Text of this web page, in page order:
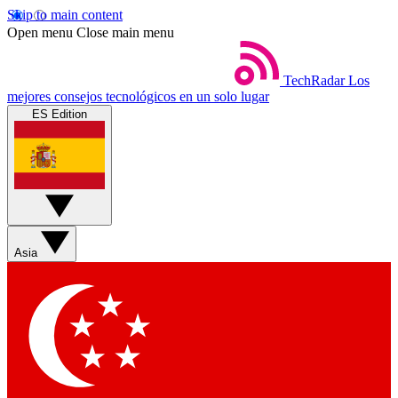
Skip to main content
Open menu Close main menu
TechRadar Los
mejores consejos tecnológicos en un solo lugar
ES Edition
Asia